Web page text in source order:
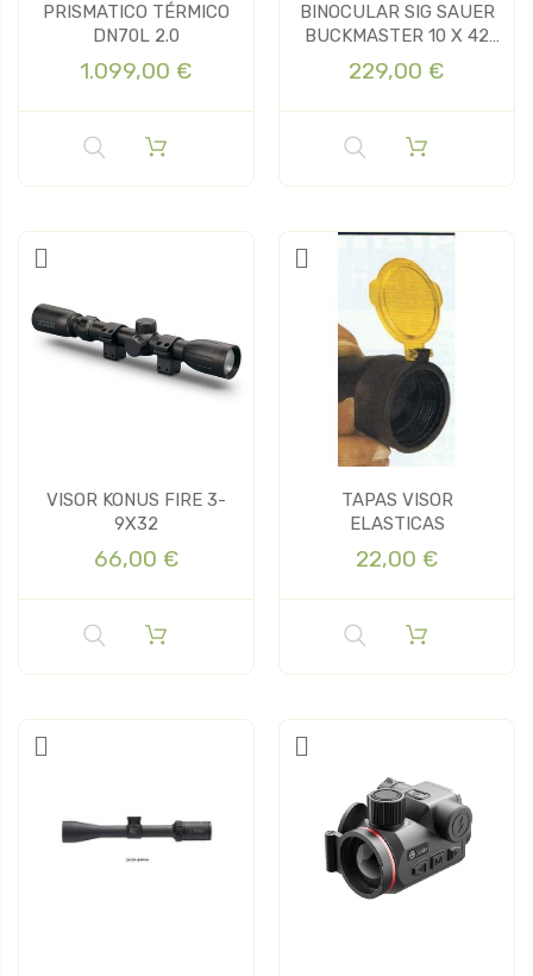
PRISMATICO TÉRMICO
DN70L 2.0
1.099,00 €
BINOCULAR SIG SAUER
BUCKMASTER 10 X 42
MM
229,00 €
VISOR KONUS FIRE 3-
9X32
66,00 €
TAPAS VISOR
ELASTICAS
22,00 €